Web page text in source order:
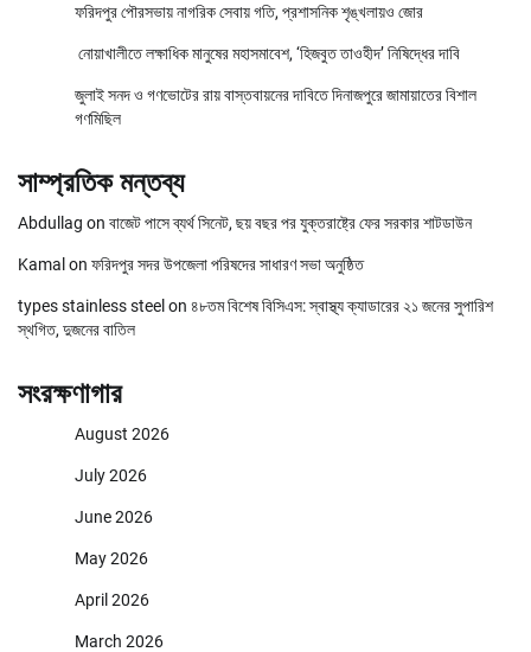
ফরিদপুর পৌরসভায় নাগরিক সেবায় গতি, প্রশাসনিক শৃঙ্খলায়ও জোর
নোয়াখালীতে লক্ষাধিক মানুষের মহাসমাবেশ, ‘হিজবুত তাওহীদ’ নিষিদ্ধের দাবি
জুলাই সনদ ও গণভোটের রায় বাস্তবায়নের দাবিতে দিনাজপুরে জামায়াতের বিশাল
গণমিছিল
সাম্প্রতিক মন্তব্য
Abdullag on বাজেট পাসে ব্যর্থ সিনেট, ছয় বছর পর যুক্তরাষ্ট্রে ফের সরকার শাটডাউন
Kamalon ফরিদপুর সদর উপজেলা পরিষদের সাধারণ সভা অনুষ্ঠিত
types stainless steelon ৪৮তম বিশেষ বিসিএস: স্বাস্থ্য ক্যাডারের ২১ জনের সুপারিশ
স্থগিত, দুজনের বাতিল
সংরক্ষণাগার
August 2026
July 2026
June 2026
May 2026
April 2026
March 2026